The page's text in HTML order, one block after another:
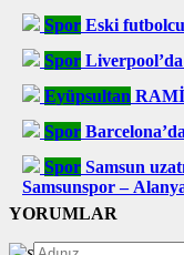
Spor Eski
Spor
Eyüpsultan
Spor
Spor Samsun
Samsunspor –
YORUMLAR